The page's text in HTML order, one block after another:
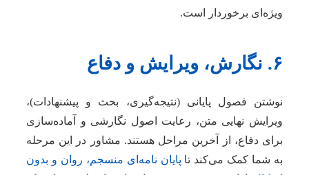
ویژه‌ای برخوردار است.
۶. نگارش، ویرایش و دفاع
نوشتن فصول پایانی (نتیجه‌گیری، بحث و پیشنهادات)،
ویرایش نهایی متن، رعایت اصول نگارشی و آماده‌سازی
برای دفاع، از آخرین مراحل هستند. مشاور در این مرحله
به شما کمک می‌کند تاپایان نامه‌ای منسجم، روان و بدون